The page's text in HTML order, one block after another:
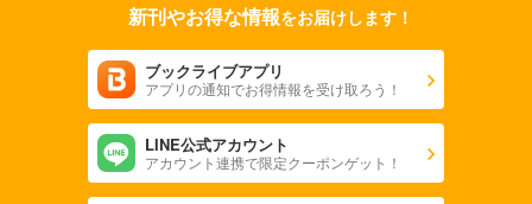
新刊やお得な情報をお届けします！
ブックライブアプリ
アプリの通知でお得情報を受け取ろう！
LINE公式アカウント
アカウント連携で限定クーポンゲット！